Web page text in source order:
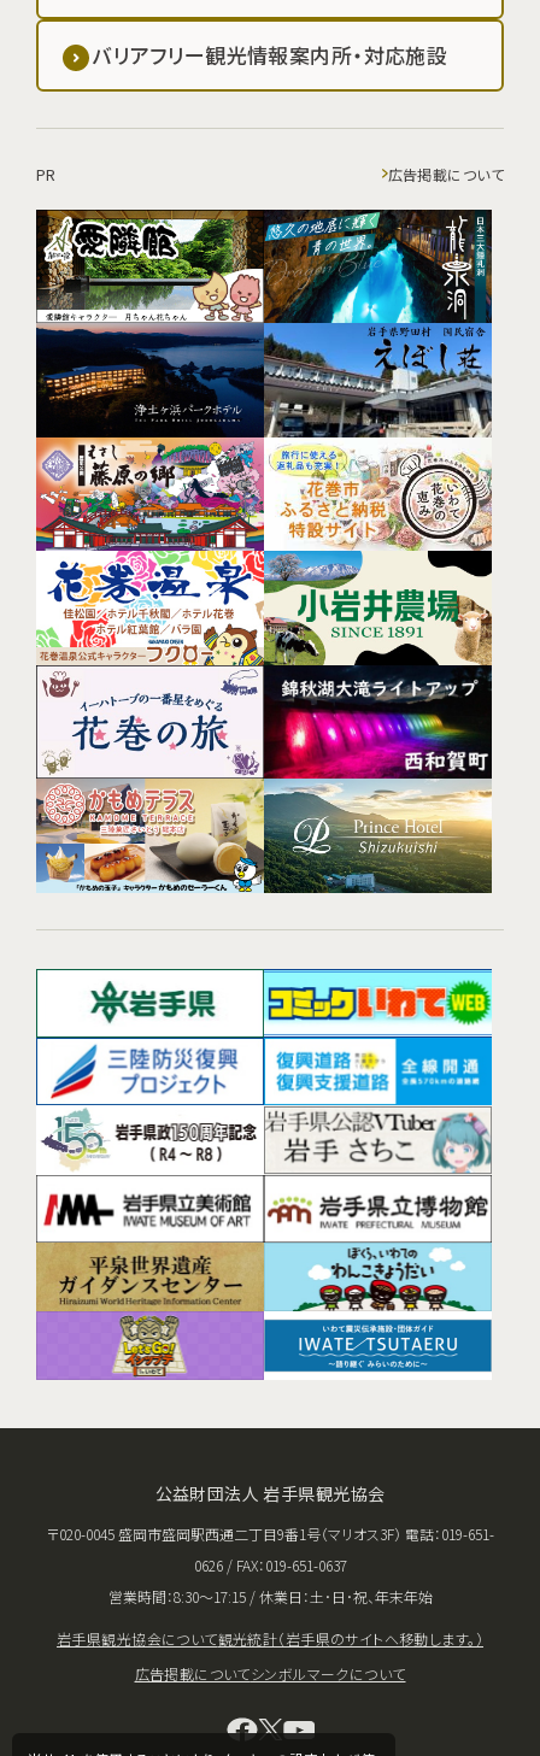
バリアフリー観光情報案内所・対応施設
PR 広告掲載について
公益財団法人 岩手県観光協会
〒020-0045 盛岡市盛岡駅西通二丁目9番1号（マリオス3F） 電話：019-651-
0626 / FAX：019-651-0637
営業時間：8:30〜17:15 / 休業日：土･日･祝、年末年始
岩手県観光協会について観光統計（岩手県のサイトへ移動します。）
広告掲載についてシンボルマークについて